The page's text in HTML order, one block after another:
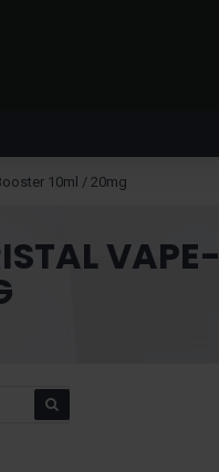
10ml / 20mg
VAPE-